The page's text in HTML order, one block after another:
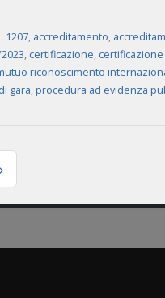
1207, accreditamento,
, certificazione,
riconoscimento
gara,procedura ad evidenza